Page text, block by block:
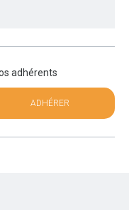
adhérents
ADHÉRER